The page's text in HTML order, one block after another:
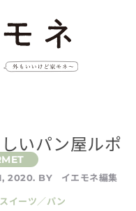
いパン屋ルポ
2020. BY イエモネ編集
イーツ／パン